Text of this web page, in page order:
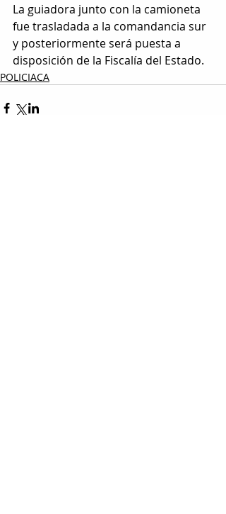
La guiadora junto con la camioneta
fue trasladada a la comandancia sur
y posteriormente será puesta a
disposición de la Fiscalía del Estado.
POLICIACA